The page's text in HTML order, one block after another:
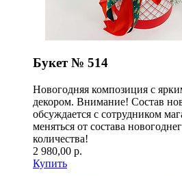
Букет № 514
Новогодняя композиция с
декором. Внимание! Состав
обсуждается с сотрудником
меняться от состава
количества!
2 980,00 р.
Купить